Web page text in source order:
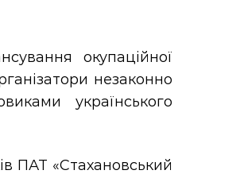
окупаційної
незаконно
українського
ПАТ «Стахановський